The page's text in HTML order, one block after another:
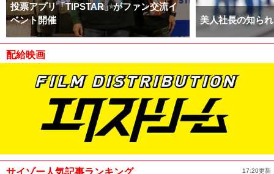
投票アプリ「TIPSTAR」がファン交流イ
ベント開催
美人社長の知ら
配給映画
サイゾー人気記事ランキング 17:20更新